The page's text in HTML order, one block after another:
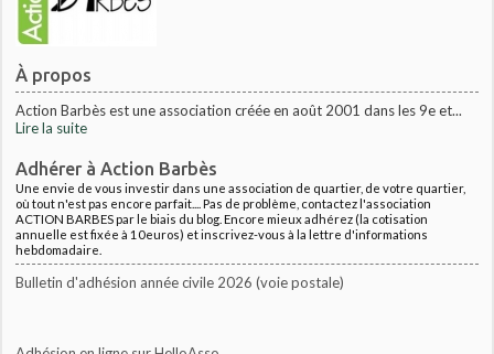
À propos
Action Barbès est une association créée en août 2001 dans les 9e et...
Lire la suite
Adhérer à Action Barbès
Une envie de vous investir dans une association de quartier, de votre quartier,
où tout n'est pas encore parfait.... Pas de problème, contactez l'association
ACTION BARBES par le biais du blog. Encore mieux adhérez (la cotisation
annuelle est fixée à 10euros) et inscrivez-vous à la lettre d'informations
hebdomadaire.
Bulletin d'adhésion année civile 2026 (voie postale)